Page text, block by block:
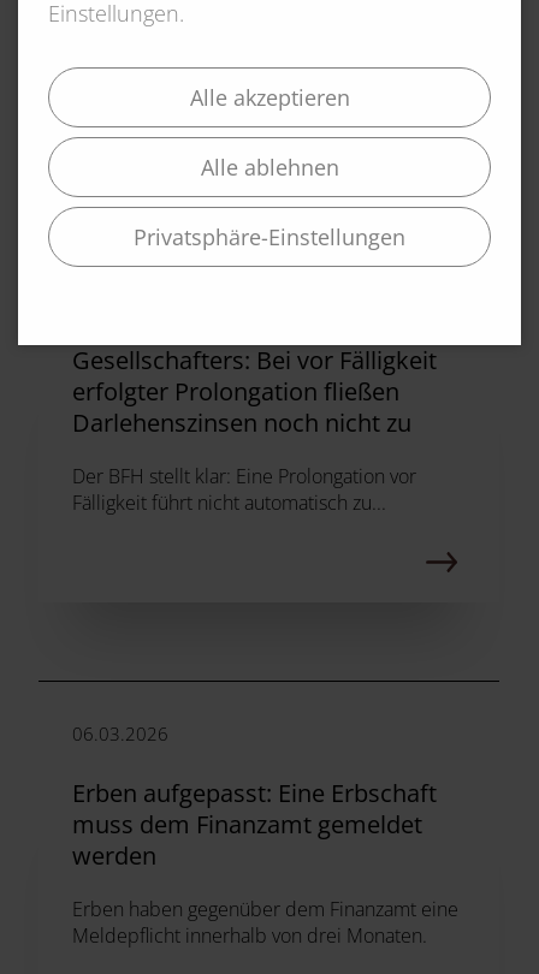
Mehr News Alle Beiträge ansehen
06.03.2026
Gesellschafters: Bei vor Fälligkeit
erfolgter Prolongation fließen
Darlehenszinsen noch nicht zu
Der BFH stellt klar: Eine Prolongation vor
Fälligkeit führt nicht automatisch zu...
06.03.2026
Erben aufgepasst: Eine Erbschaft
muss dem Finanzamt gemeldet
werden
Erben haben gegenüber dem Finanzamt eine
Meldepflicht innerhalb von drei Monaten.
Einstellungen.
Alle akzeptieren
Alle ablehnen
Privatsphäre-Einstellungen